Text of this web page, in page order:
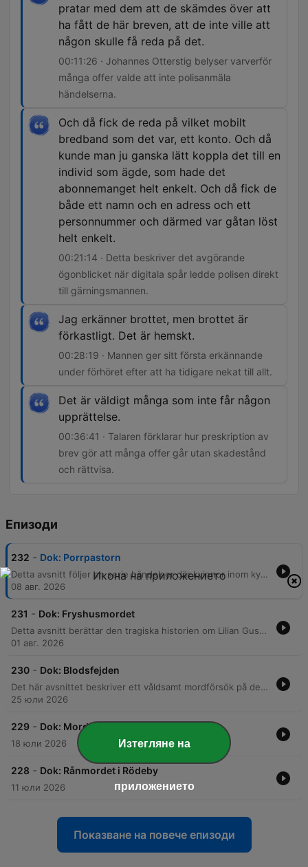
pratar med dem att de skämdes över att
ha fått de här breven, att de inte ville att
någon skulle få reda på det.
00:11:26 · Johannes Otterstig belyser varverför
många offer valde att inte polisanmäla
händelserna.
Och då fick de reda på vilket mobilt
bredband som det var, ett konto. Och då
kunde man ju ganska lätt koppla det till en
individ som ägde, som hade det
abonnemanget helt enkelt. Och då fick de
både ett namn och en adress och ett
personnummer och därmed var gåtan löst
helt enkelt.
00:21:14 · Detta beskriver det avgörande
ögonblicket när digitala spår ledde polisen direkt
till gärningsmannen.
Jag erkänner brottet, men brottet är
förkastligt. Det är hemskt.
00:28:19 · Mannen ger sitt första erkännande
under förhöret efter att ha tidigare nekat till allt.
Det är väldigt många som inte får någon
upprättelse.
00:36:41 · Talaren förklarar hur preskription av
brev gör att många offer går utan skadestånd
och rättvisa.
Епизоди
232 - Dok: Porrpastorn
Detta avsnitt följer en serie händelser där kvinnor inom kyrkliga samfund utsattes för obscena brev, inklusive ungdomsledaren Stina. Gärningsmannen använde explicita beskrivningar och pseudonymer kopplade till stereotyper i en omfattande serie trakasserier som ledde till en stor polisutredning. Genom DNA-spår och digitala sökningar lyckades polisen slutligen identifiera en 77-årig man. Trots hans erkännande efter gripandet förblir motivet oklart, och många av de utsatta kvinnorna upplever en brist på fullständig upprättelse på grund av preskriptionstider.
08 авг. 2026
231 - Dok: Fryshusmordet
Detta avsnitt berättar den tragiska historien om Lilian Gustafsson och hennes son Anders, vars liv förändrades för alltid vid nyårsafton 1994 när han mördades på en kaj i Hammarbyhamnen. Vi följer de traumatiska detaljerna kring mordet, identifieringen av kroppen och den efterföljande utredningen. Berättelsen väver även samman händelserna med ett våldsamt överfall mot Christer Dyrvold i samma område. Vi utforskar de långsiktiga konsekvenserna för de drabbade, utmaningarna med kalla fall och den fortsatta kampen för att få svar på frågorna om vem som stod bakom dessa våldsdåd efter 30 år.
01 авг. 2026
230 - Dok: Blodsfejden
Det här avsnittet beskriver ett våldsamt mordförsök på den tolvårige pojken Malik i Borås 2013, en händelse som kan kopplas till en långvarig blodsfejd mellan två albanska familjer. Berättelsen belyser även de historiska rötterna till konflikten i Albanien, där anklagelser om korruption och mord inom poliskåren skapat en våldsspiral. Genom DNA-bevis från ett europeiskt register kunde fallet slutligen lösas när en man i England identifierades. Trots den misstänktes försök till alternativa förklaringar dömdes han till 14 års fängelse, men för Malik kvarstår de långvariga fysiska och psykiska ärren efter attacken.
25 юли 2026
229 - Dok: Mordet i tygaffären
18 юли 2026
228 - Dok: Rånmordet i Rödeby
11 юли 2026
Показване на повече епизоди
Изтегляне на
приложението